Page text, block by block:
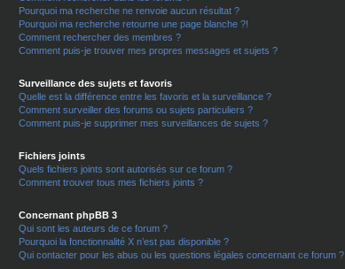
Pourquoi ma recherche ne renvoie aucun résultat ?
Pourquoi ma recherche retourne une page blanche ?!
Comment rechercher des membres ?
Comment puis-je trouver mes propres messages et sujets ?
Surveillance des sujets et favoris
Quelle est la différence entre les favoris et la surveillance ?
Comment surveiller des forums ou sujets particuliers ?
Comment puis-je supprimer mes surveillances de sujets ?
Fichiers joints
Quels fichiers joints sont autorisés sur ce forum ?
Comment trouver tous mes fichiers joints ?
Concernant phpBB 3
Qui sont les auteurs de ce forum ?
Pourquoi la fonctionnalité X n’est pas disponible ?
Qui contacter pour les abus ou les questions légales concernant ce forum ?